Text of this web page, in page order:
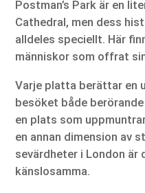
Postman’s Park är en
Cathedral, men dess
alldeles speciellt. Här
människor som offrat
Varje platta berättar en
besöket både
en plats som
en annan dimension av
sevärdheter i London är
känslosamma.